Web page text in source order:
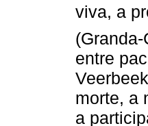
viva, a
entre
morte, a
a